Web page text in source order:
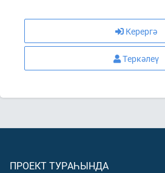
Керергә
Теркәлеү
ПРОЕКТ ТУРАҺЫНДА